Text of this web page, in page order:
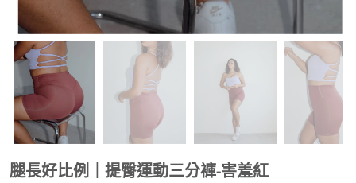
腿長好比例｜提臀運動三分褲-害羞紅